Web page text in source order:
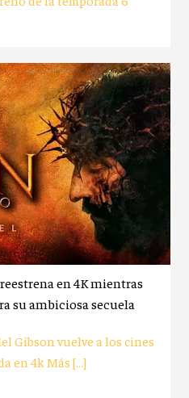
en 4K mientras
su ambiciosa secuela
Gibson vuelve a los cines
en 4k Más […]